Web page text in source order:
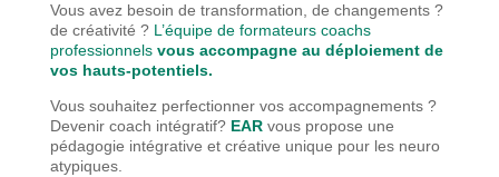
Vous avez besoin de transformation, de changements ?
de créativité ? L’équipe de formateurs coachs
professionnels vous accompagne au déploiement de
vos hauts-potentiels.
Vous souhaitez perfectionner vos accompagnements ?
Devenir coach intégratif? EAR vous propose une
pédagogie intégrative et créative unique pour les neuro
atypiques.